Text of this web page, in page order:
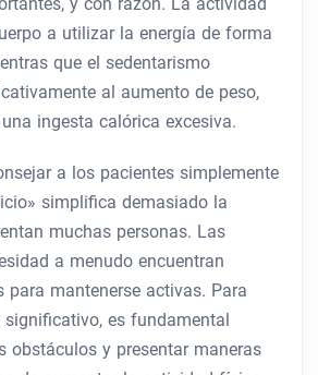
y con razón. La actividad
a utilizar la energía de forma
que el sedentarismo
al aumento de peso,
ingesta calórica excesiva.
a los pacientes simplemente
simplifica demasiado la
muchas personas. Las
a menudo encuentran
para mantenerse activas. Para
es fundamental
obstáculos y presentar maneras